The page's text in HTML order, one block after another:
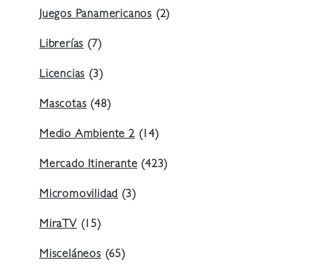
Juegos Panamericanos (2)
Librerías (7)
Licencias (3)
Mascotas (48)
Medio Ambiente 2(14)
Mercado Itinerante (423)
Micromovilidad (3)
MiraTV (15)
Misceláneos (65)